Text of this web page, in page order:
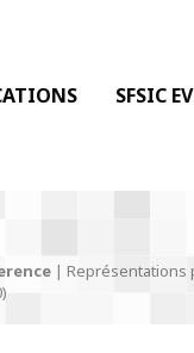
SFSIC
| Représentations